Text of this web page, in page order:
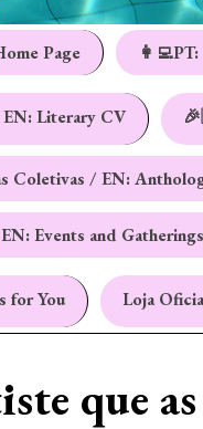
Page
Literary CV
Coletivas / EN:
Events and Gatherings
for You Loja
que